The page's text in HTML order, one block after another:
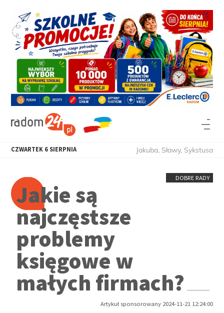
CZWARTEK 6 SIERPNIA Jakuba, Sławy, Sykstusa
DOBRE RADY
Jakie są
najczęstsze
problemy
księgowe w
małych firmach?
Artykuł sponsorowany 2024-11-21 12:24:00